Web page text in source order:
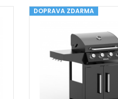
DOPRAVA ZDARMA